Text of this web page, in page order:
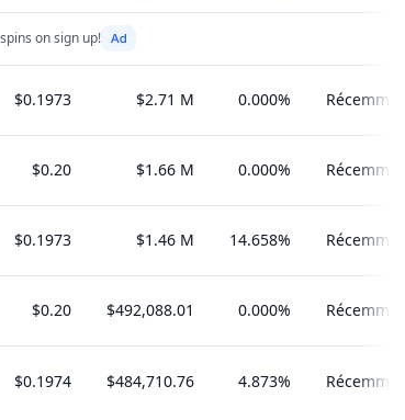
on sign up!
$0.1973 $2.71 M 0.000% Récemment
$0.20 $1.66 M 0.000% Récemment
$0.1973 $1.46 M 14.658% Récemment
$0.20 $492,088.01 0.000% Récemment
$0.1974 $484,710.76 4.873% Récemment